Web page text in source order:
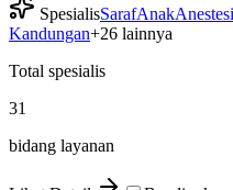
SpesialisSarafAnak
Kandungan+26 lainnya
Total spesialis
31
bidang layanan